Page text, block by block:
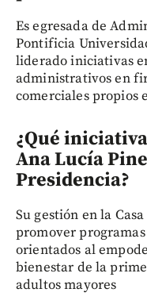
Es egresada de
Pontificia
liderado iniciativas
administrativos en
comerciales propios
¿Qué
Ana Lucía
Presidencia?
Su gestión en la
promover
orientados al
bienestar de la
adultos mayores